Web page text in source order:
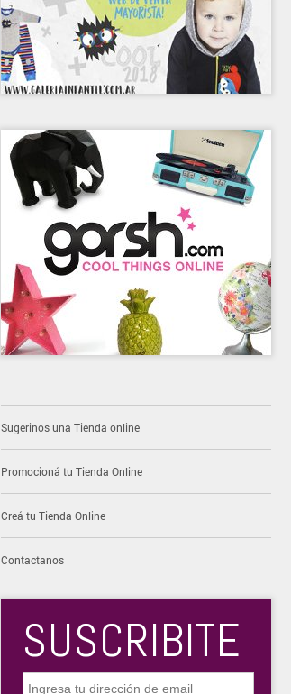
Sugerinos una Tienda online
Promocioná tu Tienda Online
Creá tu Tienda Online
Contactanos
SUSCRIBITE